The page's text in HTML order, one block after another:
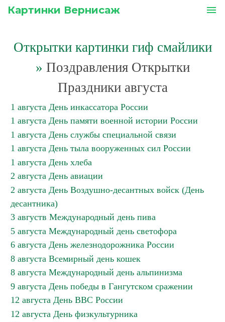
Картинки Вернисаж menu
Открытки картинки гиф смайлики
» Поздравления Открытки
Праздники августа
1 августа День инкассатора России
1 августа День памяти военной истории России
1 августа День службы специальной связи
1 августа День тыла вооруженных сил России
1 августа День хлеба
2 августа День авиации
2 августа День Воздушно-десантных войск (День
десантника)
3 августв Международный день пива
5 августа Международный день светофора
6 августа День железнодорожника России
8 августа Всемирный день кошек
8 августа Международный день альпинизма
9 августа День победы в Гангутском сражении
12 августа День ВВС России
12 августа День физкультурника